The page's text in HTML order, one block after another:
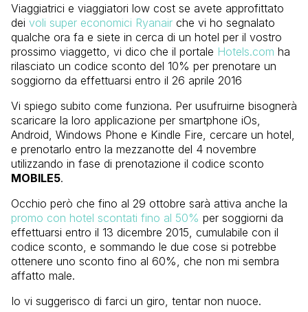
Viaggiatrici e viaggiatori low cost se avete approfittato
dei voli super economici Ryanair che vi ho segnalato
qualche ora fa e siete in cerca di un hotel per il vostro
prossimo viaggetto, vi dico che il portale Hotels.com ha
rilasciato un codice sconto del 10% per prenotare un
soggiorno da effettuarsi entro il 26 aprile 2016
Vi spiego subito come funziona. Per usufruirne bisognerà
scaricare la loro applicazione per smartphone iOs,
Android, Windows Phone e Kindle Fire, cercare un hotel,
e prenotarlo entro la mezzanotte del 4 novembre
utilizzando in fase di prenotazione il codice sconto
MOBILE5.
Occhio però che fino al 29 ottobre sarà attiva anche la
promo con hotel scontati fino al 50% per soggiorni da
effettuarsi entro il 13 dicembre 2015, cumulabile con il
codice sconto, e sommando le due cose si potrebbe
ottenere uno sconto fino al 60%, che non mi sembra
affatto male.
Io vi suggerisco di farci un giro, tentar non nuoce.